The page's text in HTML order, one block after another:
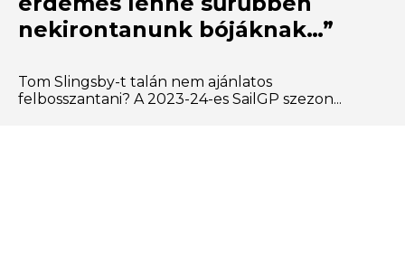
nekirontanunk bójáknak…”
Tom Slingsby-t talán nem ajánlatos
felbosszantani? A 2023-24-es SailGP szezon...